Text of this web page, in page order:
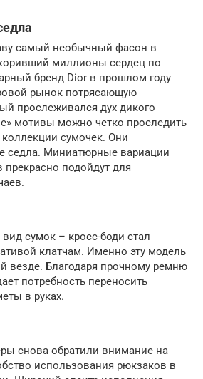
самый необычный фасон в
миллионы сердец по
бренд Dior в прошлом году
рынок потрясающую
прослеживался дух дикого
мотивы можно четко проследить
сумочек. Они
седла. Миниатюрные вариации
прекрасно подойдут для
сумок – кросс-боди стал
клатчам. Именно эту модель
везде. Благодаря прочному ремню
потребность переносить
в руках.
снова обратили внимание на
использования рюкзаков в